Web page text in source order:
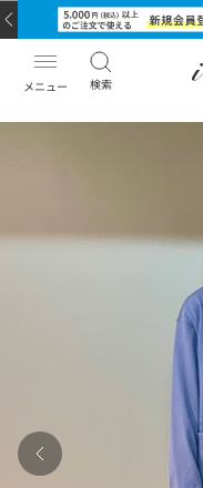
メニュー 検索